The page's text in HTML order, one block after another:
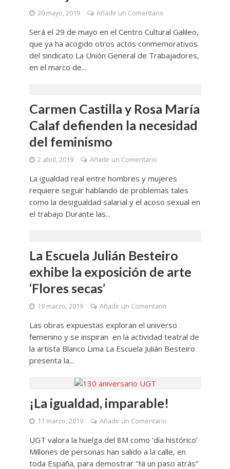
20 mayo, 2019 Añadir un Comentario
Será el 29 de mayo en el Centro Cultural Galileo,
que ya ha acogido otros actos conmemorativos
del sindicato La Unión General de Trabajadores,
en el marco de...
Carmen Castilla y Rosa María
Calaf defienden la necesidad
del feminismo
2 abril, 2019 Añadir un Comentario
La igualdad real entre hombres y mujeres
requiere seguir hablando de problemas tales
como la desigualdad salarial y el acoso sexual en
el trabajo Durante las...
La Escuela Julián Besteiro
exhibe la exposición de arte
‘Flores secas’
19 marzo, 2019 Añadir un Comentario
Las obras expuestas exploran el universo
femenino y se inspiran en la actividad teatral de
la artista Blanco Lima La Escuela Julián Besteiro
presenta la...
¡La igualdad, imparable!
11 marzo, 2019 Añadir un Comentario
UGT valora la huelga del 8M como ‘día histórico’
Millones de personas han salido a la calle, en
toda España, para demostrar “Ni un paso atrás”